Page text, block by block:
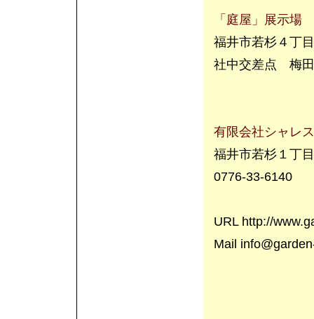
「庭屋」展示場
福井市若杉４丁
社中交差点 梅
有限会社シャレス
福井市若杉１丁
0776-33-6140
URL http://
Mail